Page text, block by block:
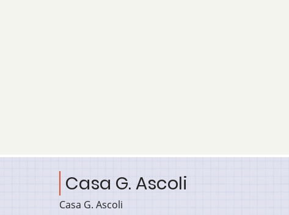
Casa G. Ascoli
Casa G. Ascoli